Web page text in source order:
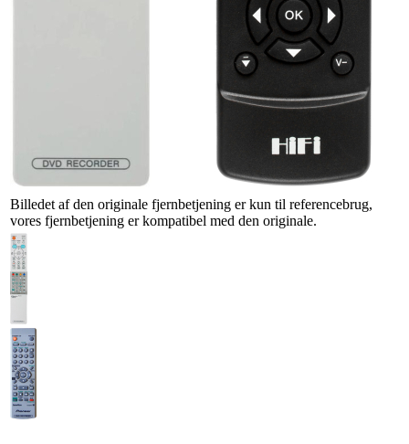
Billedet af den originale fjernbetjening er kun til referencebrug,
vores fjernbetjening er kompatibel med den originale.